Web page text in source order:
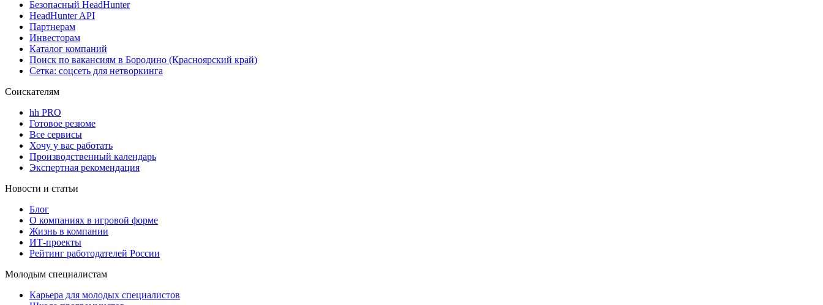
Безопасный HeadHunter
HeadHunter API
Партнерам
Инвесторам
Каталог компаний
Поиск по вакансиям в Бородино (Красноярский край)
Сетка: соцсеть для нетворкинга
Соискателям
hh PRO
Готовое резюме
Все сервисы
Хочу у вас работать
Производственный календарь
Экспертная рекомендация
Новости и статьи
Блог
О компаниях в игровой форме
Жизнь в компании
ИТ-проекты
Рейтинг работодателей России
Молодым специалистам
Карьера для молодых специалистов